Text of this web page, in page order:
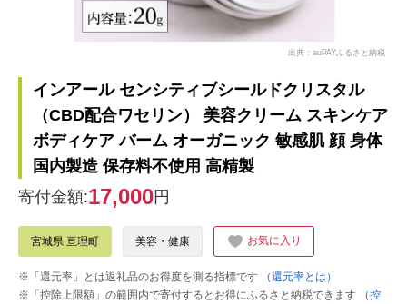
出典：auPAYふるさと納税
インアール センシティブシールドクリスタル
（CBD配合ワセリン） 美容クリーム スキンケア
ボディケア バーム オーガニック 敏感肌 顔 身体
国内製造 保存料不使用 高精製
寄付金額:17,000円
宮城県 亘理町 美容・健康 お気に入り
※「還元率」とは返礼品のお得度を測る指標です
（還元率とは）
※「控除上限額」の範囲内で寄付するとお得にふるさと納税できます
（控